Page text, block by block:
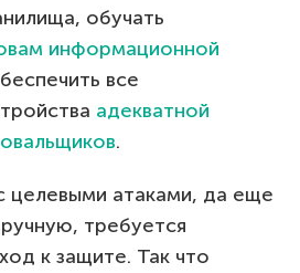
обучать
информационной
все
адекватной
.
целевыми атаками, да еще
требуется
к защите. Так что